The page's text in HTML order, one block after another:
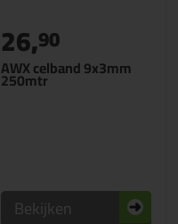
AWX celband 9x3mm
250mtr
26,90
Bekijken